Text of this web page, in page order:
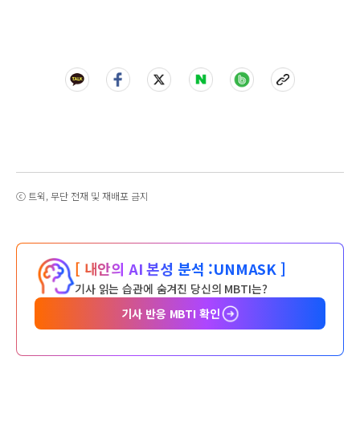
ⓒ 트윅, 무단 전재 및 재배포 금지
[ 내안의 AI 본성 분석 :UNMASK ]
기사 읽는 습관에 숨겨진 당신의 MBTI는?
기사 반응 MBTI 확인